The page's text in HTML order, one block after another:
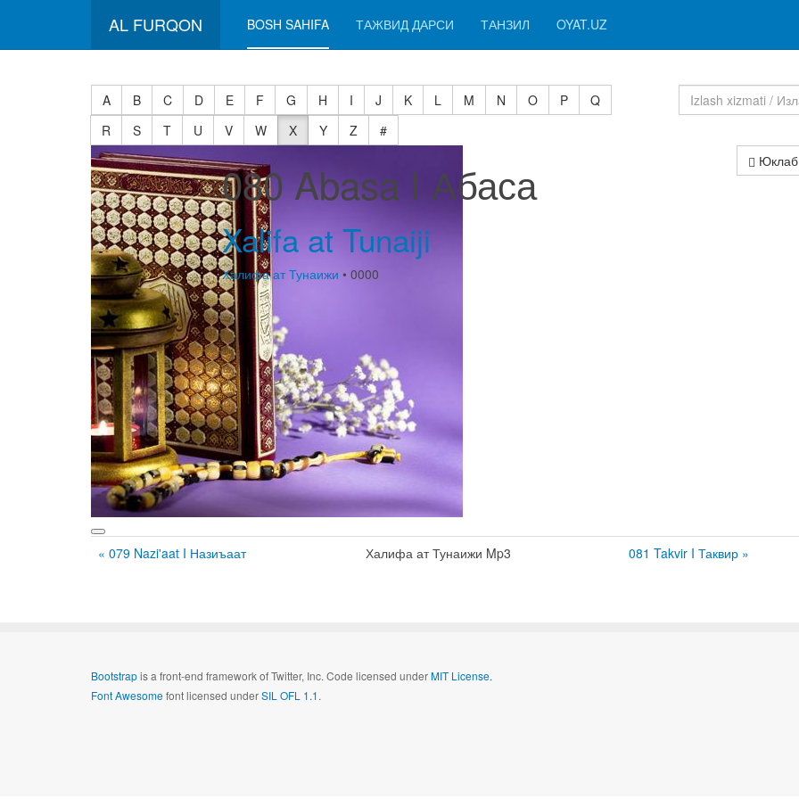
AL FURQON BOSH SAHIFA ТАЖВИД ДАРСИ ТАНЗИЛ OYAT.UZ
A B C D E F G H I J K L M N O P
Q
R
S T U V W X Y Z
#
080 Abasa I Абаса
Xalifa at Tunaiji
Халифа ат Тунаижи • 0000
« 079 Nazi'aat I Назиъаат Халифа ат Тунаижи Mp3 081 Takvir I Таквир »
Bootstrapis a front-end framework of Twitter, Inc. Code licensed underMIT License.
Font Awesomefont licensed underSIL OFL 1.1.